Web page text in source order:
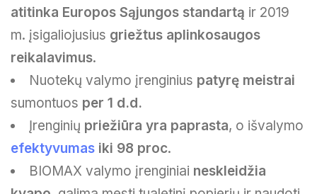
atitinka Europos Sąjungos standartą ir 2019
m. įsigaliojusius griežtus aplinkosaugos
reikalavimus.
Nuotekų valymo įrenginius patyrę meistrai
sumontuos per 1 d.d.
Įrenginių priežiūra yra paprasta, o išvalymo
efektyvumas iki 98 proc.
BIOMAX valymo įrenginiai neskleidžia